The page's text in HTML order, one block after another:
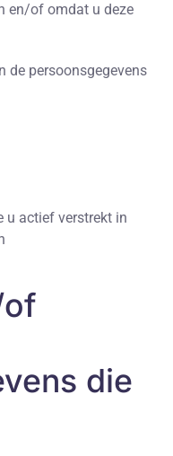
en/of omdat u deze
de persoonsgegevens
u actief verstrekt in
die